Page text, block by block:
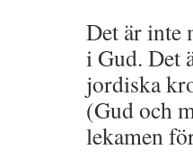
Det är inte
i Gud. Det
jordiska
(Gud och
lekamen